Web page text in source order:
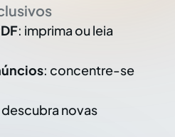
: imprima ou leia
: concentre-se
novas